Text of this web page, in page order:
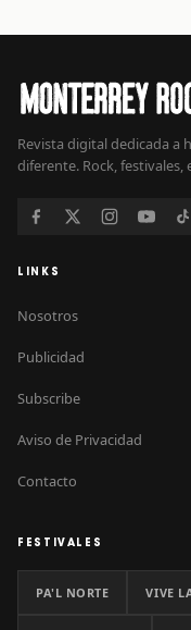
Revista digital dedicada a
diferente. Rock,
LINKS
Nosotros
Publicidad
Subscribe
Aviso de Privacidad
Contacto
FESTIVALES
PA'L NORTE VIVE